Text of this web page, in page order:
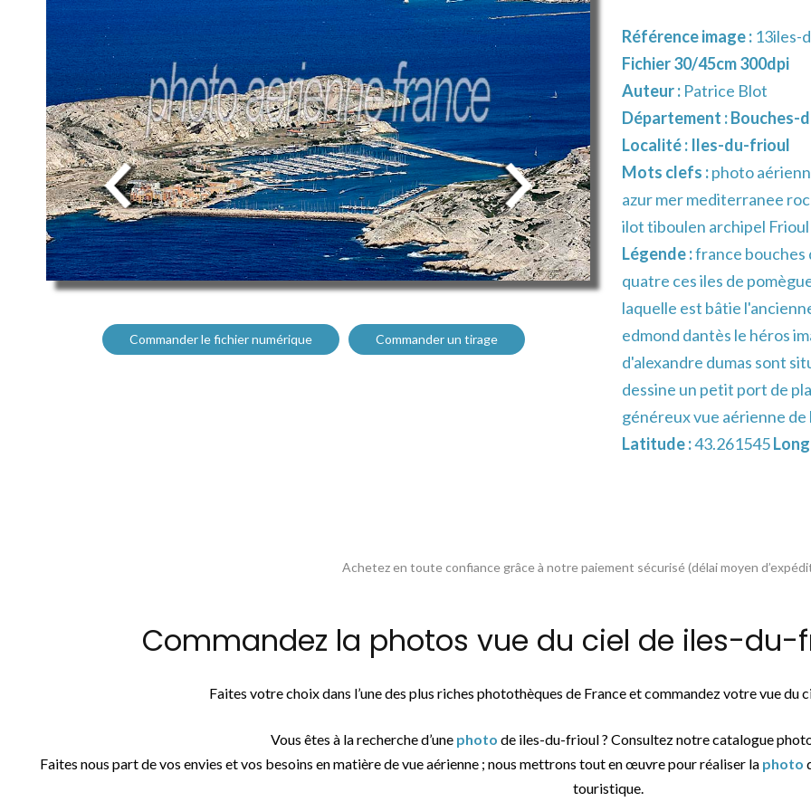
Commander le fichier numérique Commander un tirage
Référence image : 13iles-
Fichier 30/45cm 300dpi
Auteur : Patrice Blot
Département :Bouches-
Localité : Iles-du-frioul
Mots clefs :photo
azur mer mediterranee
ilot tiboulen archipel
Légende :france bouches
quatre ces iles de
laquelle est bâtie
edmond dantès le héros
d'alexandre dumas sont
dessine un petit port de
généreux vue aérienne
Latitude :43.261545
Achetez en toute confiance grâce à notre paiement sécurisé (délai moyen
Commandez la photos vue du ciel de iles-du-
Faites votre choix dans l’une des plus riches photothèques de France et commandez votre vue du
Vous êtes à la recherche d’une photo de iles-du-frioul ? Consultez notre catalogue
Faites nous part de vos envies et vos besoins en matière de vue aérienne ; nous mettrons tout en œuvre pour réaliser la photo
touristique.